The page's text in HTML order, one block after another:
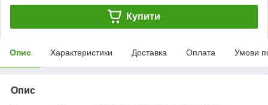
Купити
Опис Характеристики Доставка Оплата Умови
Опис